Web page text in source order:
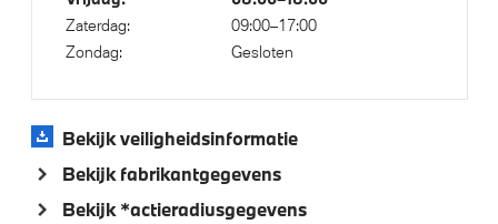
Regensensor
Parkeer assistent
Achteruitrijcamera
Aandrijving en onderstel
Zaterdag:
09:00–17:00
Zondag:
Gesloten
Bekijk veiligheidsinformatie
Bekijk fabrikantgegevens
Bekijk *actieradiusgegevens